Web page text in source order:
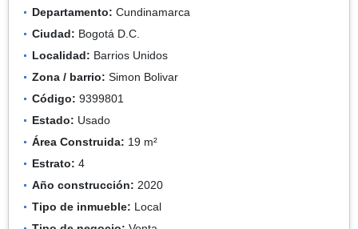
Departamento: Cundinamarca
Ciudad: Bogotá D.C.
Localidad: Barrios Unidos
Zona / barrio: Simon Bolivar
Código: 9399801
Estado: Usado
Área Construida: 19 m²
Estrato: 4
Año construcción: 2020
Tipo de inmueble: Local